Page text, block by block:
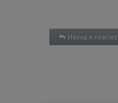
Назад к списку